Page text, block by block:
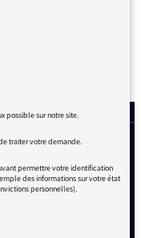
possible sur notre site.
traiter votre demande.
permettre votre identification
des informations sur votre état
personnelles).